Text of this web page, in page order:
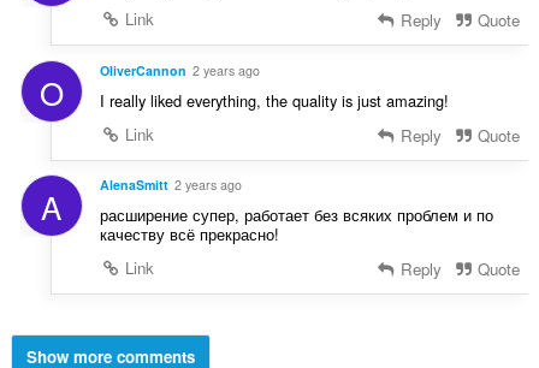
Link
Reply Quote
O OliverCannon 2 years ago
I really liked everything, the quality is just amazing!
Link
Reply Quote
A AlenaSmitt 2 years ago
расширение супер, работает без всяких проблем и по
качеству всё прекрасно!
Link
Reply Quote
Show more comments